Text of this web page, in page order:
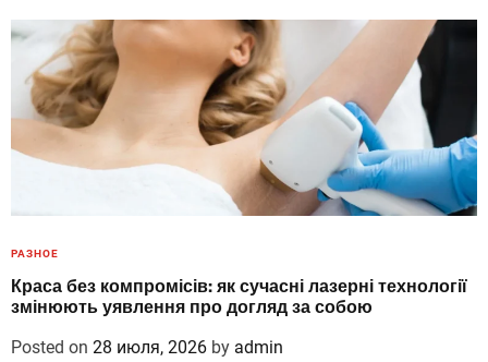
РАЗНОЕ
Краса без компромісів: як сучасні лазерні технології
змінюють уявлення про догляд за собою
Posted on 28 июля, 2026 by admin